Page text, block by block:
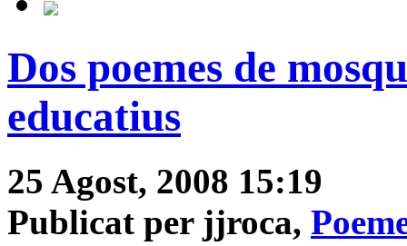
Dos poemes de
educatius
25 Agost, 2008 15:19
Publicat per jjroca,